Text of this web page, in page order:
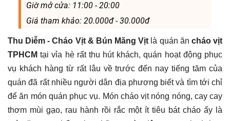
Giờ mở cửa: 11:00 - 20:00
Giá tham khảo: 20.000đ - 30.000đ
Thu Diễm - Cháo Vịt & Bún Măng Vịt là quán ăn cháo vịt
TPHCM tại vỉa hè rất thu hút khách, quán hoạt động phục
vụ khách hàng từ rất lâu về trước đến nay tiếng tăm của
quán đã rất nhiều người dân địa phương biết và tìm tới chỉ
để ăn món quán phục vụ. Món cháo vịt nóng nóng, cay cay
thơm mùi gạo, rau hành rồi rắc một ít tiêu bát cháo ấy là